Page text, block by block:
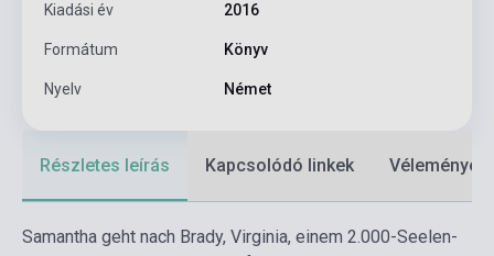
Kiadási év 2016
Formátum Könyv
Nyelv Német
Részletes leírás Kapcsolódó linkek Vélemények
Samantha geht nach Brady, Virginia, einem 2.000-Seelen-